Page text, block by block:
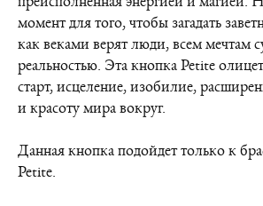
момент для того, чтобы загадать
как веками верят люди, всем мечтам
реальностью. Эта кнопка Petite
старт, исцеление, изобилие,
и красоту мира вокруг.
Данная кнопка подойдет только к
Petite.